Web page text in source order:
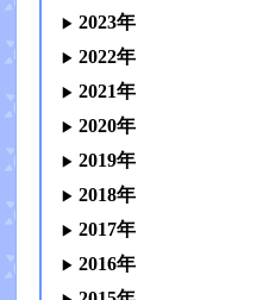
2023年
2022年
2021年
2020年
2019年
2018年
2017年
2016年